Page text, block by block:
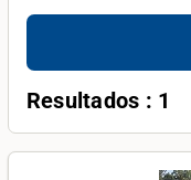
Resultados : 1